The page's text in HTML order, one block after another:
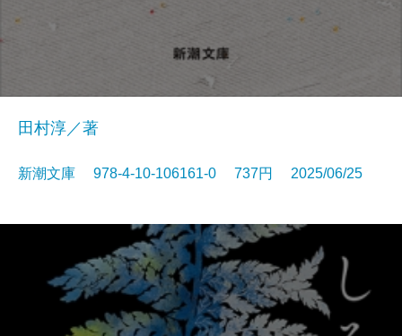
田村淳／著
新潮文庫 978-4-10-106161-0 737円 2025/06/25